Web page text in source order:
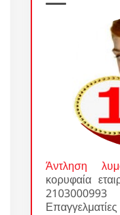
Άντληση
κορυφαία